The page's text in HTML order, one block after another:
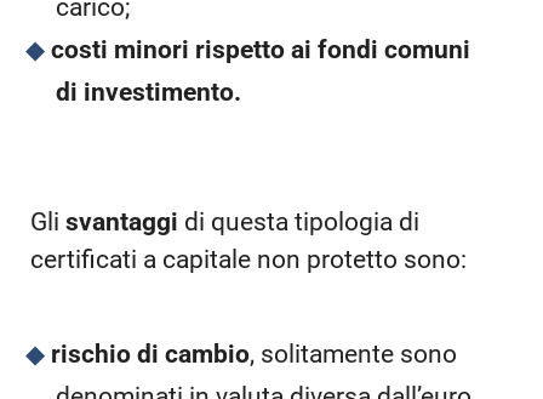
carico;
costi minori rispetto ai fondi comuni
di investimento.
Gli svantaggi di questa tipologia di
certificati a capitale non protetto sono:
rischio di cambio, solitamente sono